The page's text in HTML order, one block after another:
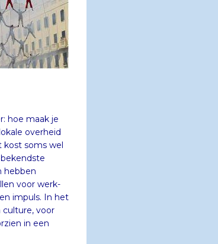
hoe maak je
overheid
soms wel
bekendste
hebben
voor werk-
impuls. In het
culture, voor
in een